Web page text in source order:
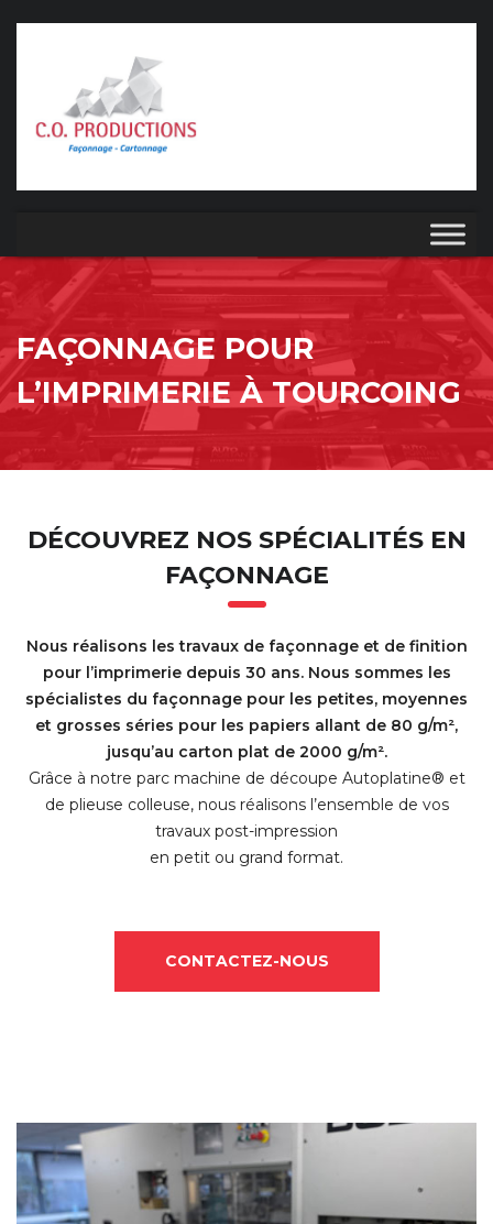
FAÇONNAGE POUR
L’IMPRIMERIE À TOURCOING
DÉCOUVREZ NOS SPÉCIALITÉS EN
FAÇONNAGE
Nous réalisons les travaux de façonnage et de finition
pour l’imprimerie depuis 30 ans. Nous sommes les
spécialistes du façonnage pour les petites, moyennes
et grosses séries pour les papiers allant de 80 g/m²,
jusqu’au carton plat de 2000 g/m².
Grâce à notre parc machine de découpe Autoplatine® et
de plieuse colleuse, nous réalisons l’ensemble de vos
travaux post-impression
en petit ou grand format.
CONTACTEZ-NOUS